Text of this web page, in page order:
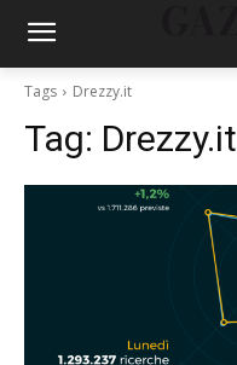
Tags Drezzy.it
Tag: Drezzy.it